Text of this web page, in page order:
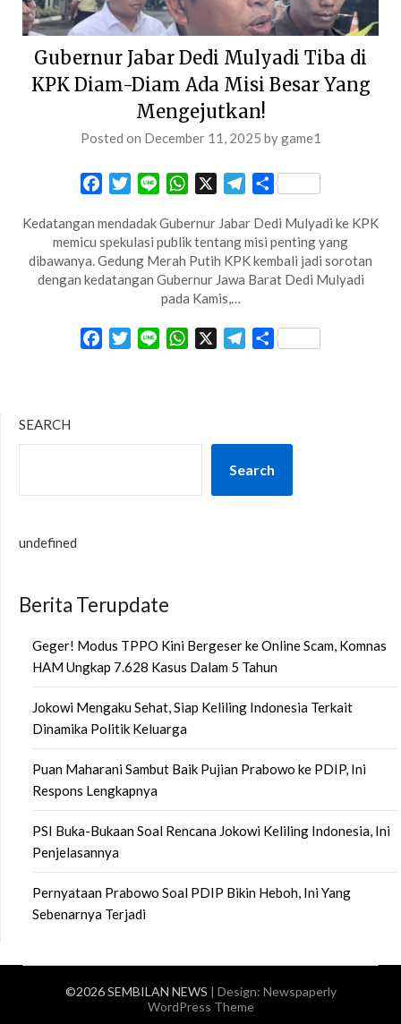
Gubernur Jabar Dedi Mulyadi Tiba di
KPK Diam-Diam Ada Misi Besar Yang
Mengejutkan!
Posted on December 11, 2025 bygame1
FacebookTwitterLine WhatsApp Telegram
Share
Kedatangan mendadak Gubernur Jabar Dedi Mulyadi ke KPK
memicu spekulasi publik tentang misi penting yang
dibawanya. Gedung Merah Putih KPK kembali jadi sorotan
dengan kedatangan Gubernur Jawa Barat Dedi Mulyadi
pada Kamis,…
FacebookTwitterLine WhatsApp Telegram
Share
SEARCH
Search
undefined
Berita Terupdate
Geger! Modus TPPO Kini Bergeser ke Online Scam, Komnas
HAM Ungkap 7.628 Kasus Dalam 5 Tahun
Jokowi Mengaku Sehat, Siap Keliling Indonesia Terkait
Dinamika Politik Keluarga
Puan Maharani Sambut Baik Pujian Prabowo ke PDIP, Ini
Respons Lengkapnya
PSI Buka-Bukaan Soal Rencana Jokowi Keliling Indonesia, Ini
Penjelasannya
Pernyataan Prabowo Soal PDIP Bikin Heboh, Ini Yang
Sebenarnya Terjadi
©2026 SEMBILAN NEWS | Design: Newspaperly
WordPress Theme